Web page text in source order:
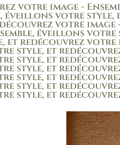
votre image -
votre style,
votre image
éveillons votre
redécouvrez votre
style, et
style, et
style, et
style, et
style, et
style, et